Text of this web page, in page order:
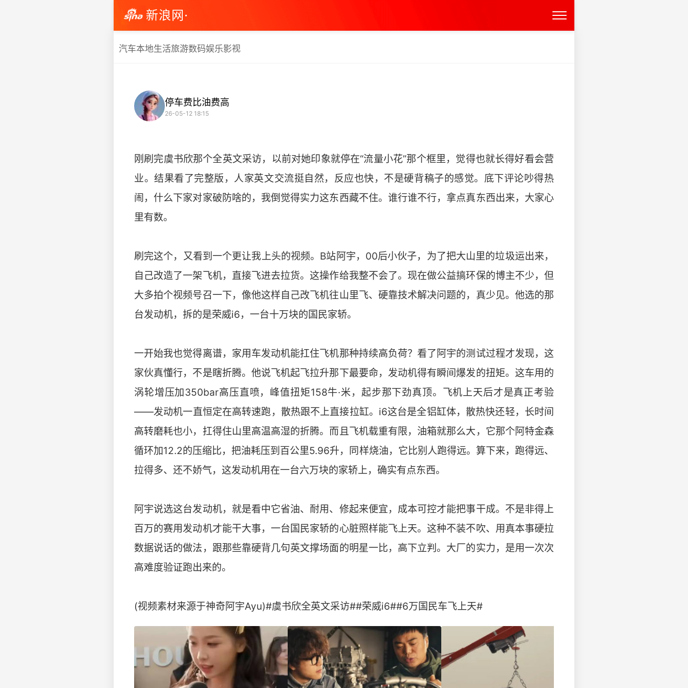
新浪网·
汽车本地生活旅游数码娱乐影视
停车费比油费高
26-05-12 18:15
刚刷完虞书欣那个全英文采访，以前对她印象就停在“流量小花”那个框里，觉得也就长得好看会营
业。结果看了完整版，人家英文交流挺自然，反应也快，不是硬背稿子的感觉。底下评论吵得热
闹，什么下家对家破防啥的，我倒觉得实力这东西藏不住。谁行谁不行，拿点真东西出来，大家心
里有数。
刷完这个，又看到一个更让我上头的视频。B站阿宇，00后小伙子，为了把大山里的垃圾运出来，
自己改造了一架飞机，直接飞进去拉货。这操作给我整不会了。现在做公益搞环保的博主不少，但
大多拍个视频号召一下，像他这样自己改飞机往山里飞、硬靠技术解决问题的，真少见。他选的那
台发动机，拆的是荣威i6，一台十万块的国民家轿。
一开始我也觉得离谱，家用车发动机能扛住飞机那种持续高负荷？看了阿宇的测试过程才发现，这
家伙真懂行，不是瞎折腾。他说飞机起飞拉升那下最要命，发动机得有瞬间爆发的扭矩。这车用的
涡轮增压加350bar高压直喷，峰值扭矩158牛·米，起步那下劲真顶。飞机上天后才是真正考验
——发动机一直恒定在高转速跑，散热跟不上直接拉缸。i6这台是全铝缸体，散热快还轻，长时间
高转磨耗也小，扛得住山里高温高湿的折腾。而且飞机载重有限，油箱就那么大，它那个阿特金森
循环加12.2的压缩比，把油耗压到百公里5.96升，同样烧油，它比别人跑得远。算下来，跑得远、
拉得多、还不娇气，这发动机用在一台六万块的家轿上，确实有点东西。
阿宇说选这台发动机，就是看中它省油、耐用、修起来便宜，成本可控才能把事干成。不是非得上
百万的赛用发动机才能干大事，一台国民家轿的心脏照样能飞上天。这种不装不吹、用真本事硬拉
数据说话的做法，跟那些靠硬背几句英文撑场面的明星一比，高下立判。大厂的实力，是用一次次
高难度验证跑出来的。
(视频素材来源于神奇阿宇Ayu)#虞书欣全英文采访##荣威i6##6万国民车飞上天#